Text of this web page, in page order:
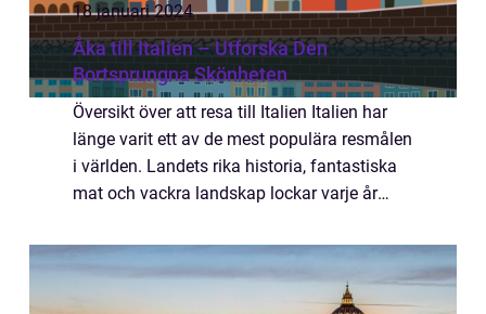
18 januari 2024
Åka till Italien – Utforska Den
Bortsprungna Skönheten
Översikt över att resa till Italien Italien har
länge varit ett av de mest populära resmålen
i världen. Landets rika historia, fantastiska
mat och vackra landskap lockar varje år
till Italien är en upplev...